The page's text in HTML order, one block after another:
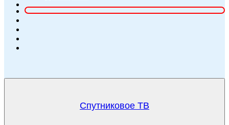
Спутниковое ТВ